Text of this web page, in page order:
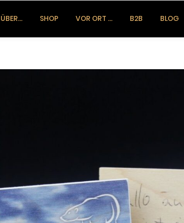
ÜBER… SHOP VOR ORT … B2B BLOG